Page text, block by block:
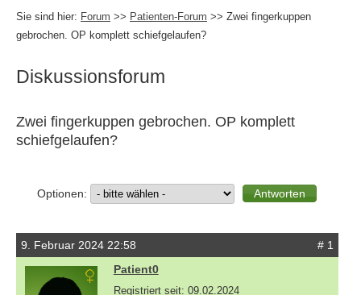
Sie sind hier: Forum >> Patienten-Forum >> Zwei fingerkuppen
gebrochen. OP komplett schiefgelaufen?
Diskussionsforum
Zwei fingerkuppen gebrochen. OP komplett
schiefgelaufen?
Optionen:
9. Februar 2024 22:58
# 1
Patient0
Registriert seit: 09.02.2024